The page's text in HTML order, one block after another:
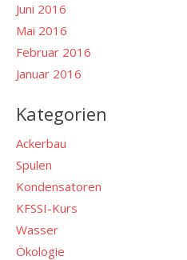
Juni 2016
Mai 2016
Februar 2016
Januar 2016
Kategorien
Ackerbau
Spulen
Kondensatoren
KFSSI-Kurs
Wasser
Ökologie